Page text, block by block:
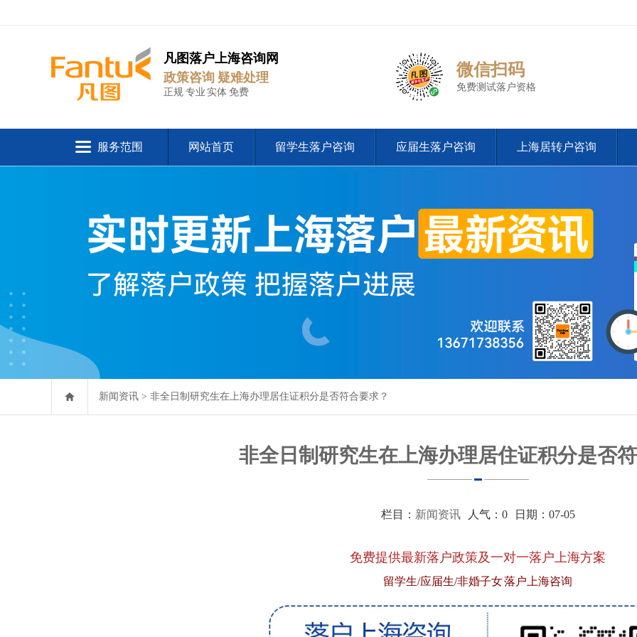
凡图落户上海咨询网
政策咨询 疑难处理
正规 专业 实体 免费
微信扫码
免费测试落户资格
服务范围 网站首页 留学生落户咨询 应届生落户咨询 上海居转户咨询
新闻资讯 > 非全日制研究生在上海办理居住证积分是否符合要求？
非全日制研究生在上海办理居住证积分是否
栏目： 新闻资讯人气： 0日期：07-05
免费提供最新落户政策及一对一落户上海方案
留学生/应届生/非婚子女 落户上海咨询